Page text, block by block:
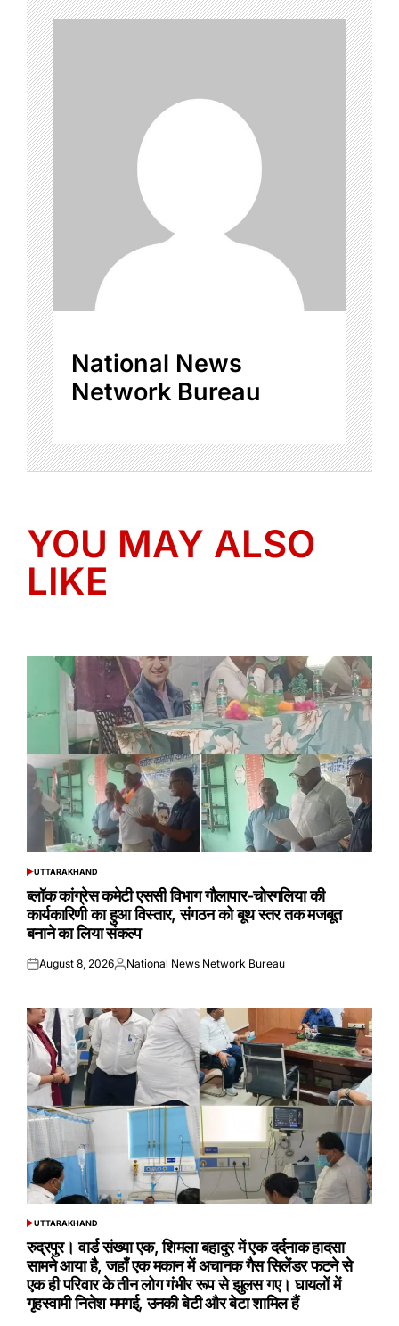
National News
Network Bureau
YOU MAY ALSO
LIKE
POSTED
UTTARAKHAND
ब्लॉक कांग्रेस कमेटी एससी विभाग गौलापार-चोरगलिया की
कार्यकारिणी का हुआ विस्तार, संगठन को बूथ स्तर तक मजबूत
बनाने का लिया संकल्प
Posted
August 8, 2026Posted
National News Network Bureau
POSTED
UTTARAKHAND
रुद्रपुर। वार्ड संख्या एक, शिमला बहादुर में एक दर्दनाक हादसा
सामने आया है, जहाँ एक मकान में अचानक गैस सिलेंडर फटने से
एक ही परिवार के तीन लोग गंभीर रूप से झुलस गए। घायलों में
गृहस्वामी नितेश ममगई, उनकी बेटी और बेटा शामिल हैं